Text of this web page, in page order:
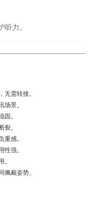
听力。
无需转接。
场景。
固。
裂。
重感。
性强。
。
佩戴姿势。